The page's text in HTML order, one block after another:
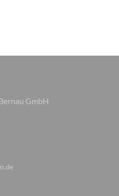
GmbH